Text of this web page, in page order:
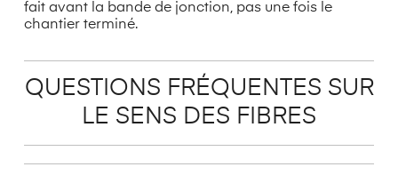
fait avant la bande de jonction, pas une fois le
chantier terminé.
QUESTIONS FRÉQUENTES SUR
LE SENS DES FIBRES